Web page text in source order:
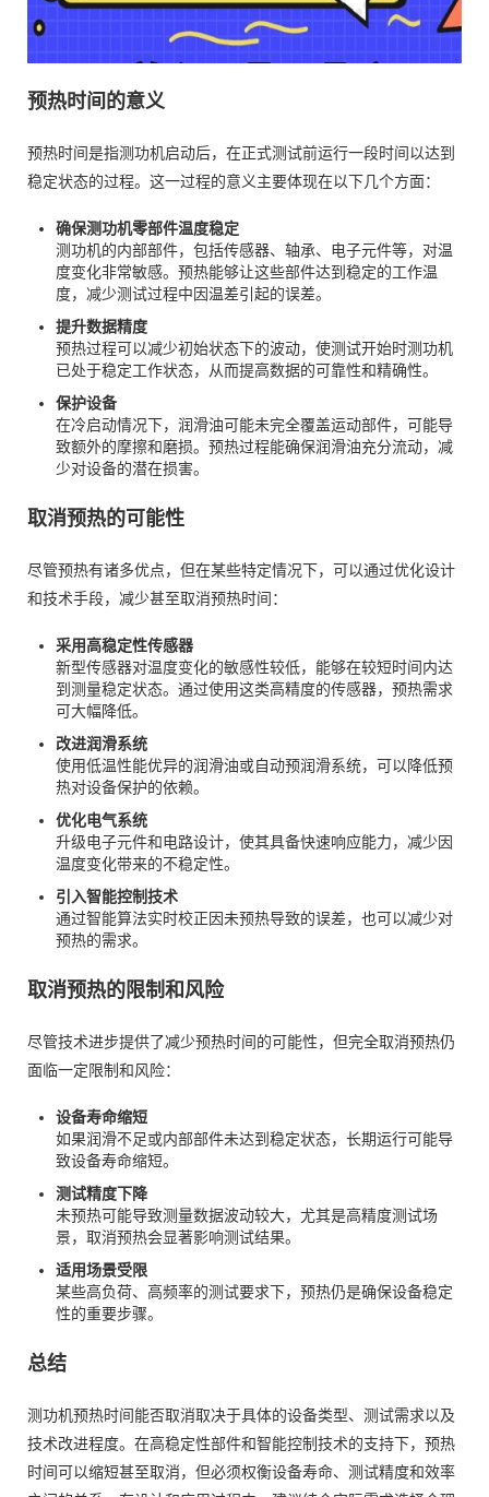
预热时间的意义
预热时间是指测功机启动后，在正式测试前运行一段时间以达到
稳定状态的过程。这一过程的意义主要体现在以下几个方面：
确保测功机零部件温度稳定
测功机的内部部件，包括传感器、轴承、电子元件等，对温
度变化非常敏感。预热能够让这些部件达到稳定的工作温
度，减少测试过程中因温差引起的误差。
提升数据精度
预热过程可以减少初始状态下的波动，使测试开始时测功机
已处于稳定工作状态，从而提高数据的可靠性和精确性。
保护设备
在冷启动情况下，润滑油可能未完全覆盖运动部件，可能导
致额外的摩擦和磨损。预热过程能确保润滑油充分流动，减
少对设备的潜在损害。
取消预热的可能性
尽管预热有诸多优点，但在某些特定情况下，可以通过优化设计
和技术手段，减少甚至取消预热时间：
采用高稳定性传感器
新型传感器对温度变化的敏感性较低，能够在较短时间内达
到测量稳定状态。通过使用这类高精度的传感器，预热需求
可大幅降低。
改进润滑系统
使用低温性能优异的润滑油或自动预润滑系统，可以降低预
热对设备保护的依赖。
优化电气系统
升级电子元件和电路设计，使其具备快速响应能力，减少因
温度变化带来的不稳定性。
引入智能控制技术
通过智能算法实时校正因未预热导致的误差，也可以减少对
预热的需求。
取消预热的限制和风险
尽管技术进步提供了减少预热时间的可能性，但完全取消预热仍
面临一定限制和风险：
设备寿命缩短
如果润滑不足或内部部件未达到稳定状态，长期运行可能导
致设备寿命缩短。
测试精度下降
未预热可能导致测量数据波动较大，尤其是高精度测试场
景，取消预热会显著影响测试结果。
适用场景受限
某些高负荷、高频率的测试要求下，预热仍是确保设备稳定
性的重要步骤。
总结
测功机预热时间能否取消取决于具体的设备类型、测试需求以及
技术改进程度。在高稳定性部件和智能控制技术的支持下，预热
时间可以缩短甚至取消，但必须权衡设备寿命、测试精度和效率